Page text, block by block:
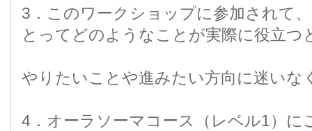
3．このワークショップに参加されて
とってどのようなことが実際に役立つ
やりたいことや進みたい方向に迷いな
4．オーラソーマコース（レベル1）に